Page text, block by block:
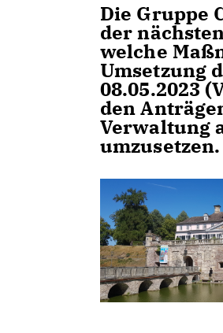
Die Gruppe
der
welche
Umsetzung
08.05.2023
den
Verwaltung
umzusetzen.